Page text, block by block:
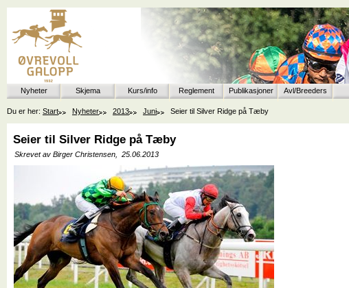
Nyheter Skjema Kurs/info Reglement Publikasjoner Avl/Breeders
Du er her: Start Nyheter 2013 Juni Seier til Silver Ridge på Tæby
Seier til Silver Ridge på Tæby
Skrevet av Birger Christensen, 25.06.2013